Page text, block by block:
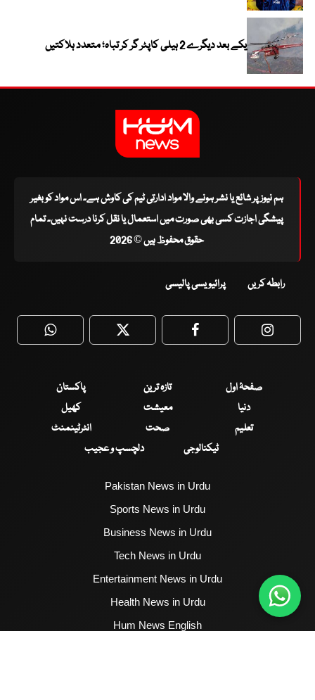
یکے بعد دیگرے 2 ہیلی کاپٹر گر کر تباہ؛ متعدد ہلاکتیں
ہم نیوز پر شائع یا نشر ہونے والا مواد ادارتی ٹیم کی کاوش ہے۔ اس مواد کو بغیر
پیشگی اجازت کسی بھی صورت میں استعمال یا نقل کرنا درست نہیں۔ تمام
حقوق محفوظ ہیں © 2026
رابطہ کریں پرائیویسی پالیسی
WhatsApp Twitter Facebook
صفحۂ اول تازہ ترین
پاکستان
دنیا
معیشت
کھیل
تعلیم
صحت
انٹرٹینمنٹ
ٹیکنالوجی
دلچسپ و عجیب
Pakistan News in Urdu
Sports News in Urdu
Business News in Urdu
Tech News in Urdu
Entertainment News in Urdu
Health News in Urdu
Hum News English